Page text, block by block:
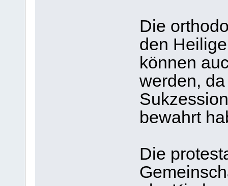
Die
den
können
werden,
bewahrt
Die